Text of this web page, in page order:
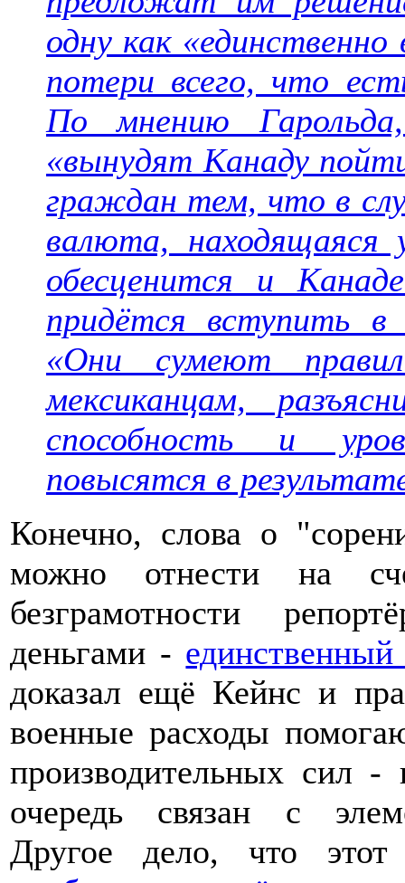
одну как
потери всего, что
По мнению
«вынудят Канаду
граждан тем, что в
валюта, находящаяся
обесценится и
придётся вступить в
«Они сумеют
мексиканцам,
способность и
повысятся в
Конечно, слова о
можно отнести на
безграмотности
деньгами -
доказал ещё Кейнс и
военные расходы
производительных сил
очередь связан с
Другое дело, что этот